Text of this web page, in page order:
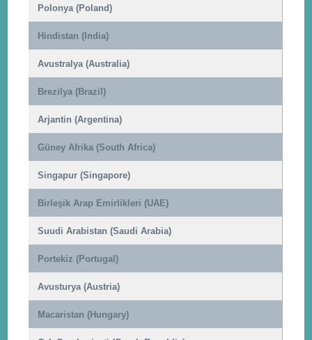
Polonya (Poland)
Hindistan (India)
Avustralya (Australia)
Brezilya (Brazil)
Arjantin (Argentina)
Güney Afrika (South Africa)
Singapur (Singapore)
Birleşik Arap Emirlikleri (UAE)
Suudi Arabistan (Saudi Arabia)
Portekiz (Portugal)
Avusturya (Austria)
Macaristan (Hungary)